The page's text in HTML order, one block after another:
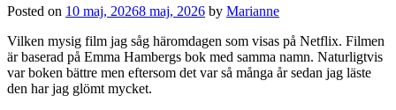
Posted on 10 maj, 20268 maj, 2026 by Marianne
Vilken mysig film jag såg häromdagen som visas på Netflix. Filmen
är baserad på Emma Hambergs bok med samma namn. Naturligtvis
var boken bättre men eftersom det var så många år sedan jag läste
den har jag glömt mycket.